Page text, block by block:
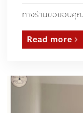
ทางร้านขอขอบคุ
Read more